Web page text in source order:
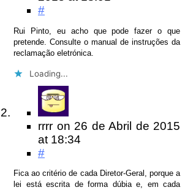
#
Rui Pinto, eu acho que pode fazer o que
pretende. Consulte o manual de instruções da
reclamação eletrónica.
Loading...
rrrr on 26 de Abril de 2015
at 18:34
#
Fica ao critério de cada Diretor-Geral, porque a
lei está escrita de forma dúbia e, em cada